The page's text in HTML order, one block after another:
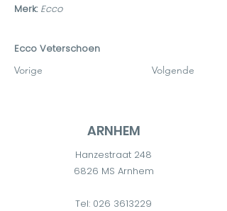
Merk:Ecco
Ecco Veterschoen
Vorige Volgende
ARNHEM
Hanzestraat 248
6826 MS Arnhem
Tel: 026 3613229